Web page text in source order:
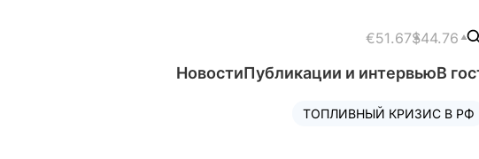
€51.67$44.76
НовостиПубликации и интервьюВ
ТОПЛИВНЫЙ КРИЗИС В РФ